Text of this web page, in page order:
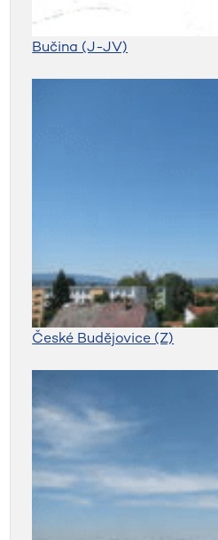
Bučina (J-JV)
České Budějovice (Z)